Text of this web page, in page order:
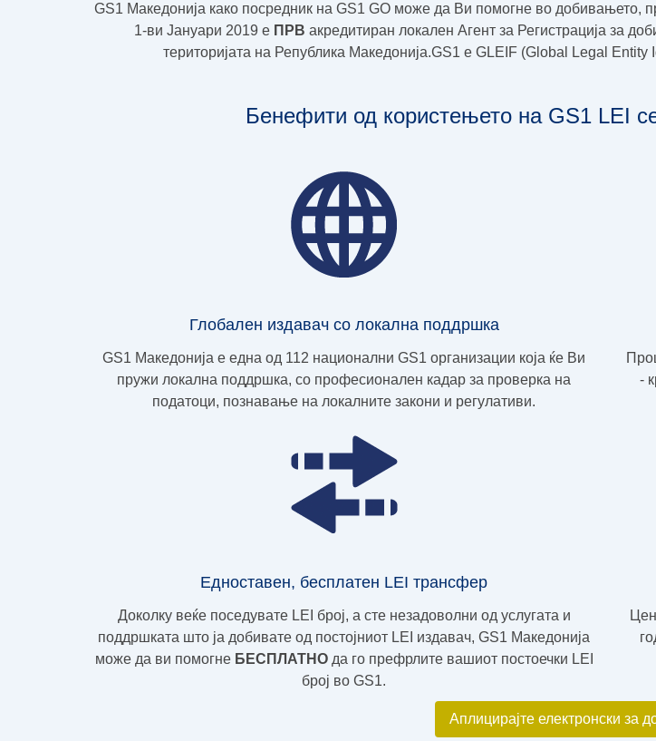
GS1 Македонија како посредник на GS1 GO може да Ви помогне во
1-ви Јануари 2019 e ПРВ акредитиран локален Агент за Регистрација за
територијата на Република Македонија.GS1 e GLEIF (Global Legal
Бенефити од користењето на GS1 LEI
Глобален издавач со локална поддршка
GS1 Македонија е една од 112 национални GS1 организации која ќе Ви
пружи локална поддршка, со професионален кадар за проверка на
податоци, познавање на локалните закони и регулативи.
-
Едноставен, бесплатен LEI трансфер
Доколку веќе поседувате LEI број, а сте незадоволни од услугата и
поддршката што ја добивате од постојниот LEI издавач, GS1 Македонија
може да ви помогне БЕСПЛАТНОда го префрлите вашиот постоечки LEI
број во GS1.
Аплицирајте електронски за